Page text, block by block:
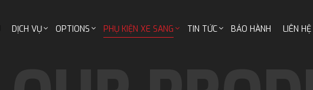
DỊCH VỤ OPTIONS PHỤ KIỆN XE SANG TIN TỨC BẢO HÀNH LIÊN HỆ